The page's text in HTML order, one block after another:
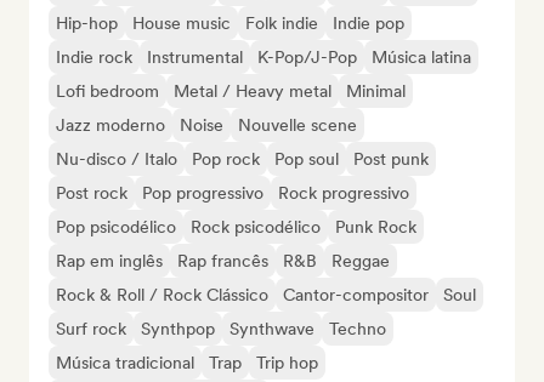
Hip-hop
House music Folk indie
Indie pop
Indie rock
Instrumental K-Pop/J-Pop
Música latina
Lofi bedroom
Metal / Heavy metal
Minimal
Jazz moderno
Noise
Nouvelle scene
Nu-disco / Italo
Pop rock Pop soul
Post punk
Post rock
Pop progressivo
Rock progressivo
Pop psicodélico
Rock psicodélico
Punk Rock
Rap em inglês
Rap francês R&B
Reggae
Rock & Roll / Rock Clássico
Cantor-compositor
Soul
Surf rock
Synthpop Synthwave
Techno
Música tradicional
Trap
Trip hop